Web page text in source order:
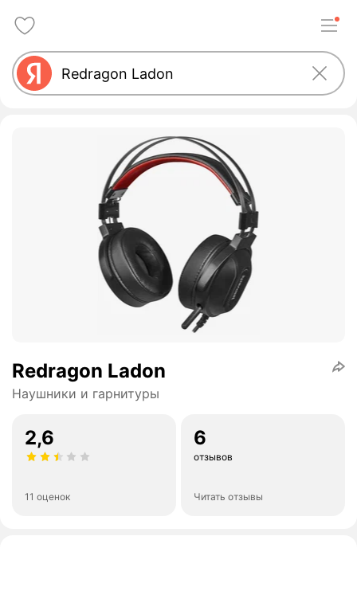
Redragon Ladon
Наушники и гарнитуры
2,6
11 оценок
6
отзывов
Читать отзывы